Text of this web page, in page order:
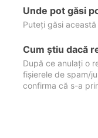
Unde pot găsi
Puteți găsi
Cum ştiu dacă
După ce anulați o
fișierele de spam/
confirma că s-a